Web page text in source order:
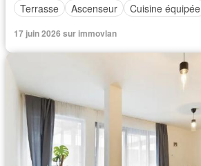
Terrasse
Ascenseur Cuisine équipée
17 juin 2026 sur immovlan